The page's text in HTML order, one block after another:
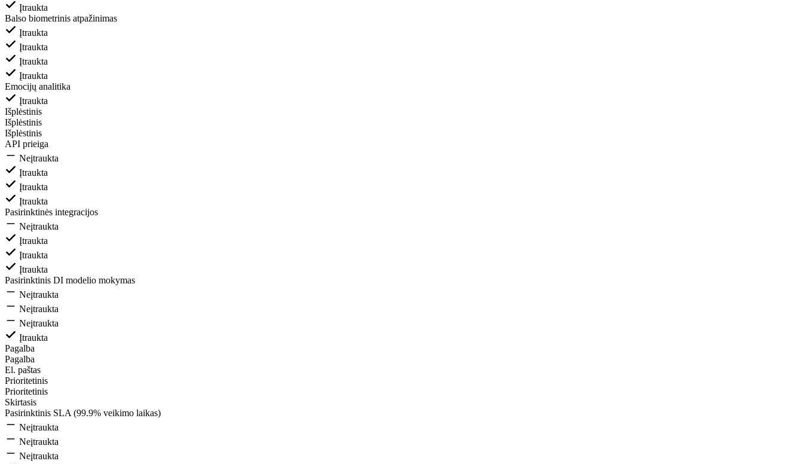
Įtraukta
Balso biometrinis atpažinimas
Įtraukta
Įtraukta
Įtraukta
Įtraukta
Emocijų analitika
Įtraukta
Išplėstinis
Išplėstinis
Išplėstinis
API prieiga
Neįtraukta
Įtraukta
Įtraukta
Įtraukta
Pasirinktinės integracijos
Neįtraukta
Įtraukta
Įtraukta
Įtraukta
Pasirinktinis DI modelio mokymas
Neįtraukta
Neįtraukta
Neįtraukta
Įtraukta
Pagalba
Pagalba
El. paštas
Prioritetinis
Prioritetinis
Skirtasis
Pasirinktinis SLA (99.9% veikimo laikas)
Neįtraukta
Neįtraukta
Neįtraukta